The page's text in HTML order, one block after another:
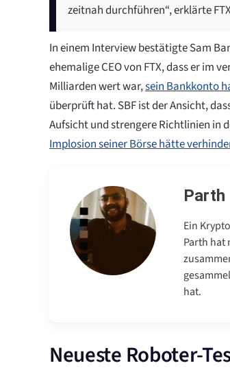
zeitnah durchführen“, erklärte
In einem Interview bestätigte Sam
ehemalige CEO von FTX, dass er im
Milliarden wert war,sein Bankkonto
überprüft hat. SBF ist der Ansicht,
Aufsicht und strengere Richtlinien in
Implosion seiner Börse hätte
Parth
Ein
Parth hat
hat.
Neueste Roboter-